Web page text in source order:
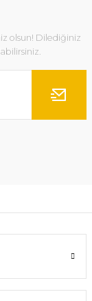
olsun! Dilediğiniz